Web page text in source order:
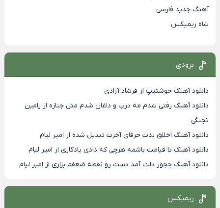
آهنگ جدید فارسی
شاه ریمیکس
بزودی
دانلود آهنگ خوشتیپ از فرشاد آزادی
دانلود آهنگ رفتی شدم مه درب و داغان شدم مثل جنازه از رامین
تجنگی
دانلود آهنگ اخلاق بدت حرفای آخرت تبدیل شده از امیر لیام
دانلود آهنگ تا قیامت باشمه هرچی که دادی یادگاری از امیر لیام
دانلود آهنگ چجور دلت آمد دست رو نقطه ضعفم بزاری از امیر لیام
ریمیکس